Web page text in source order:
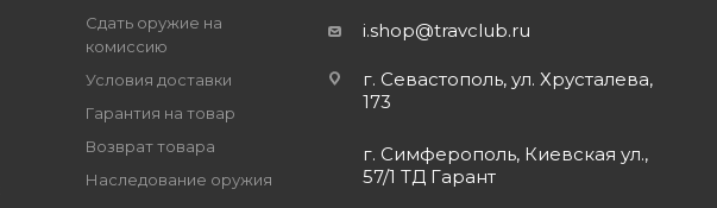
Сдать оружие на
комиссию
Условия доставки
Гарантия на товар
Возврат товара
Наследование оружия
i.shop@travclub.ru
г. Севастополь, ул. Хрусталева,
173
г. Симферополь, Киевская ул.,
57/1 ТД Гарант